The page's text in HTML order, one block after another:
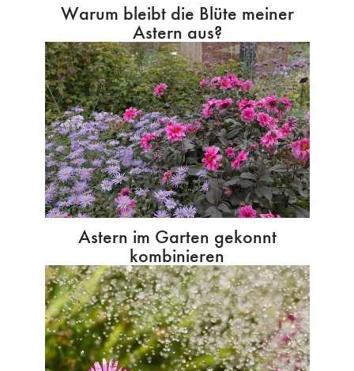
Warum bleibt die Blüte meiner
Astern aus?
Astern im Garten gekonnt
kombinieren